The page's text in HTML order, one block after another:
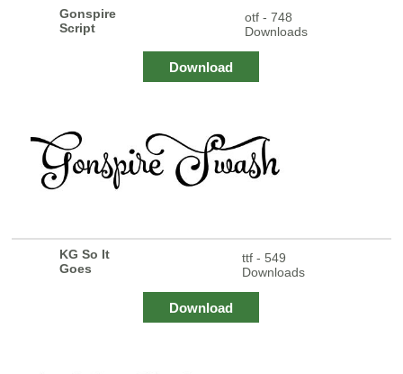
Gonspire
Script
otf - 748
Downloads
Download
KG So It
Goes
ttf - 549
Downloads
Download